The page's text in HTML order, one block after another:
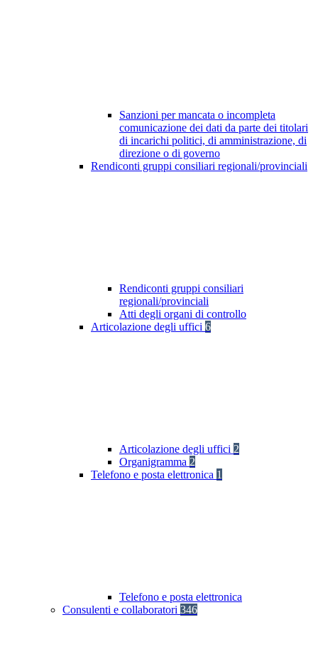
Sanzioni per mancata o incompleta
comunicazione dei dati da parte dei titolari
di incarichi politici, di amministrazione, di
direzione o di governo
Rendiconti gruppi consiliari regionali/provinciali
Rendiconti gruppi consiliari
regionali/provinciali
Atti degli organi di controllo
Articolazione degli uffici 6
Articolazione degli uffici 2
Organigramma 2
Telefono e posta elettronica 1
Telefono e posta elettronica
Consulenti e collaboratori 346